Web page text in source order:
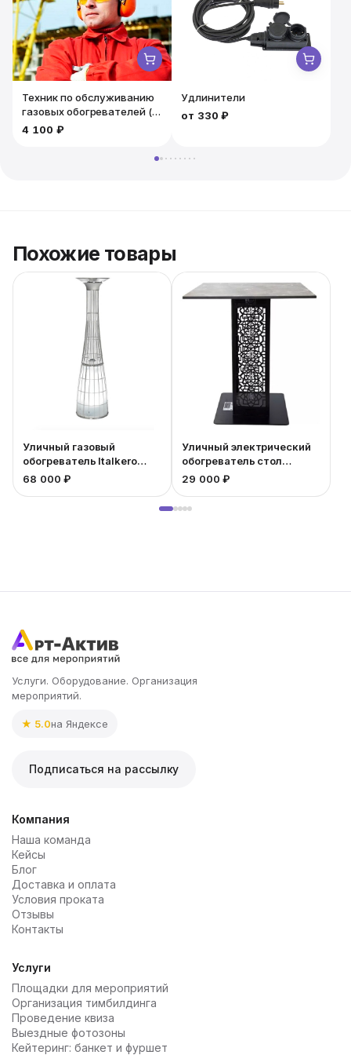
Техник по обслуживанию
газовых обогревателей (4
часа) / Дежурный
4 100 ₽
Удлинители
от 330 ₽
Похожие товары
Уличный газовый
обогреватель Italkero
Dolce Vita
68 000 ₽
Уличный электрический
обогреватель стол
Bogazici квадрат
29 000 ₽
Услуги. Оборудование. Организация
мероприятий.
★ 5.0на Яндексе
Подписаться на рассылку
Компания
Наша команда
Кейсы
Блог
Доставка и оплата
Условия проката
Отзывы
Контакты
Услуги
Площадки для мероприятий
Организация тимбилдинга
Проведение квиза
Выездные фотозоны
Кейтеринг: банкет и фуршет